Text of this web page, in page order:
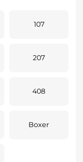
107
207
408
Boxer